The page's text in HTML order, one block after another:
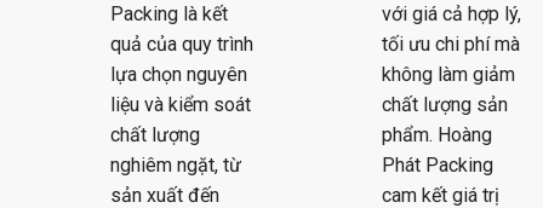
Packing là kết
quả của quy trình
lựa chọn nguyên
liệu và kiểm soát
chất lượng
nghiêm ngặt, từ
sản xuất đến
với giá cả hợp lý,
tối ưu chi phí mà
không làm giảm
chất lượng sản
phẩm. Hoàng
Phát Packing
cam kết giá trị